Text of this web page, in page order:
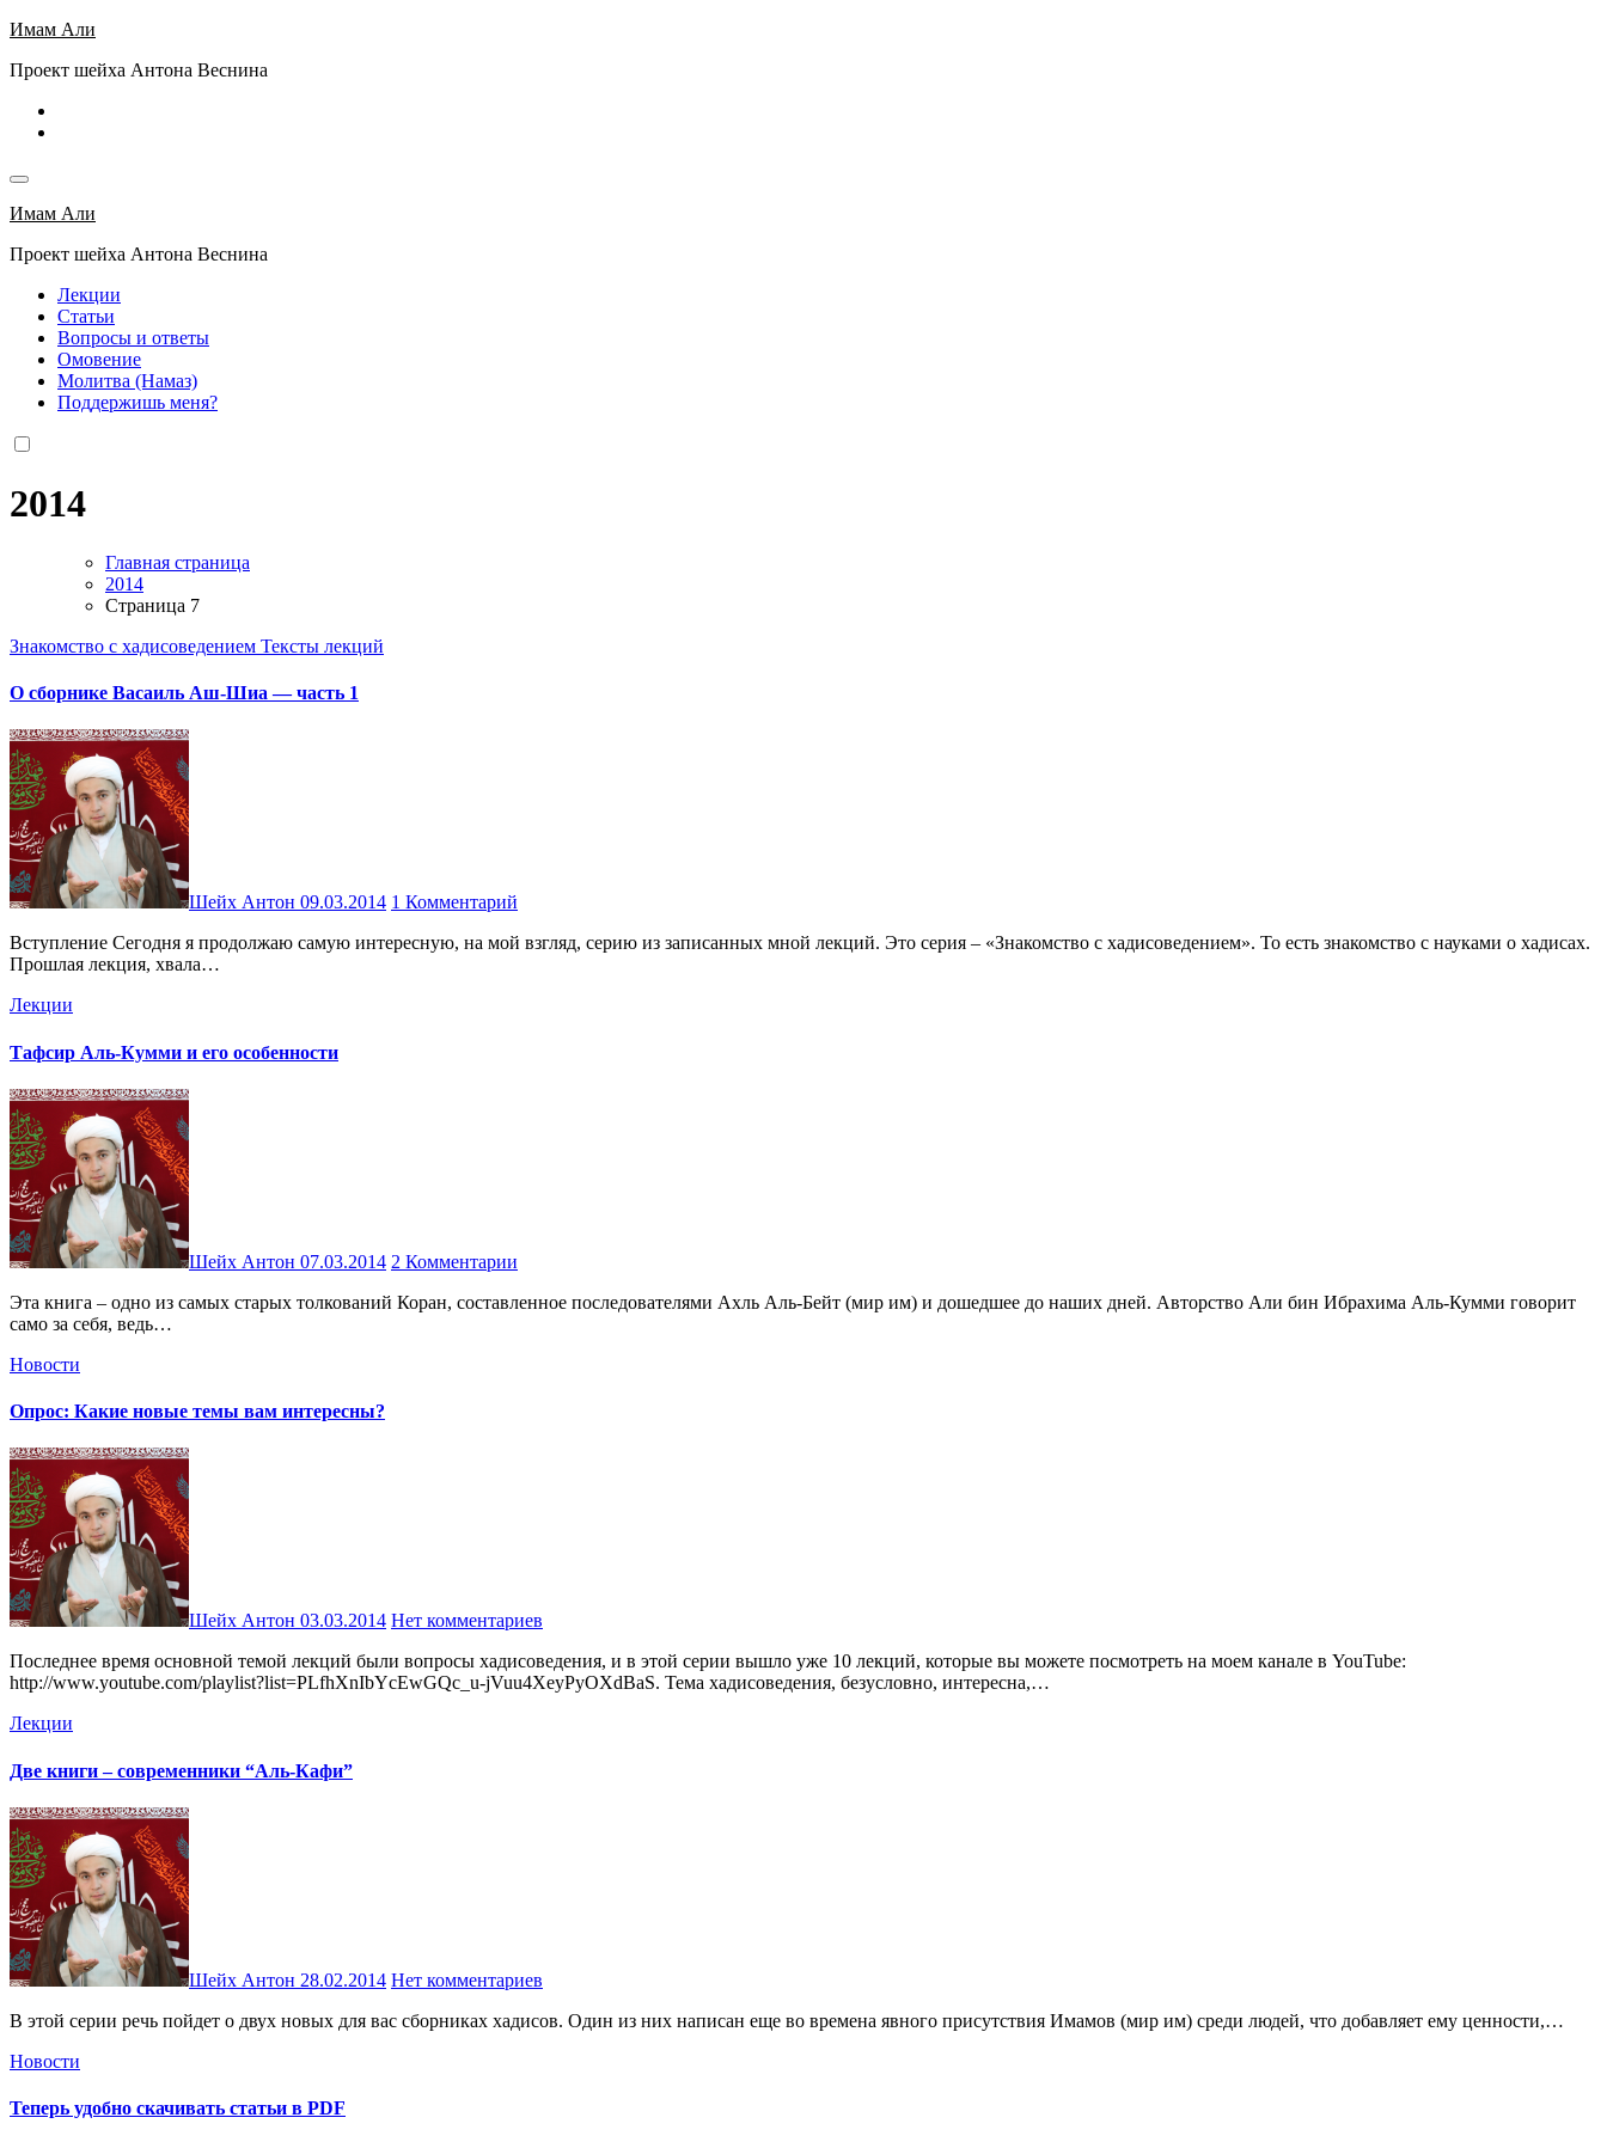
Перейти
содержимому
Имам Али
Проект шейха Антона Веснина
Имам Али
Проект шейха Антона Веснина
Лекции
Статьи
Вопросы и ответы
Омовение
Молитва (Намаз)
Поддержишь меня?
2014
Главная страница
2014
Страница 7
Знакомство с хадисоведением Тексты лекций
О сборнике Васаиль Аш-Шиа — часть 1
Шейх Антон 09.03.2014 1 Комментарий
Вступление Сегодня я продолжаю самую интересную, на мой взгляд, серию из записанных мной лекций. Это серия – «Знакомство с хадисоведением». То есть знакомство с науками о хадисах.
Прошлая лекция, хвала…
Лекции
Тафсир Аль-Кумми и его особенности
Шейх Антон 07.03.2014 2 Комментарии
Эта книга – одно из самых старых толкований Коран, составленное последователями Ахль Аль-Бейт (мир им) и дошедшее до наших дней. Авторство Али бин Ибрахима Аль-Кумми говорит
само за себя, ведь…
Новости
Опрос: Какие новые темы вам интересны?
Шейх Антон 03.03.2014 Нет комментариев
Последнее время основной темой лекций были вопросы хадисоведения, и в этой серии вышло уже 10 лекций, которые вы можете посмотреть на моем канале в YouTube:
http://www.youtube.com/playlist?list=PLfhXnIbYcEwGQc_u-jVuu4XeyPyOXdBaS. Тема хадисоведения, безусловно, интересна,…
Лекции
Две книги – современники “Аль-Кафи”
Шейх Антон 28.02.2014 Нет комментариев
В этой серии речь пойдет о двух новых для вас сборниках хадисов. Один из них написан еще во времена явного присутствия Имамов (мир им) среди людей, что добавляет ему ценности,…
Новости
Теперь удобно скачивать статьи в PDF